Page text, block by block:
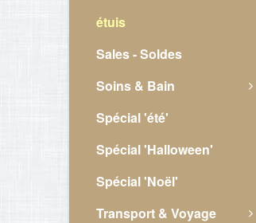
étuis
Sales - Soldes
Soins & Bain
Spécial 'été'
Spécial 'Halloween'
Spécial 'Noël'
Transport & Voyage